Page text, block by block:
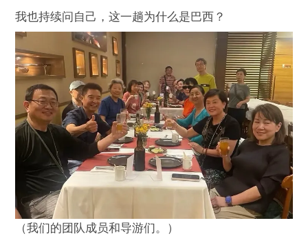
我也持续问自己，这一趟为什么是巴西？
（我们的团队成员和导游们。）